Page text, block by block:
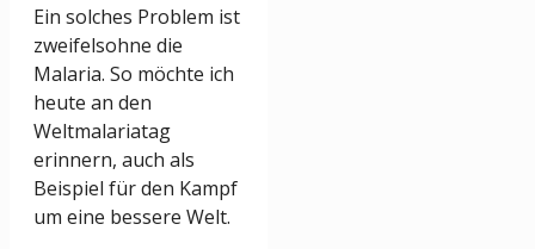
Ein solches Problem ist
zweifelsohne die
Malaria. So möchte ich
heute an den
Weltmalariatag
erinnern, auch als
Beispiel für den Kampf
um eine bessere Welt.